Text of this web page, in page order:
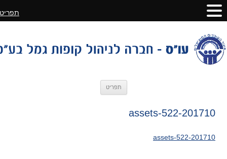
תפריט
201710-assets-522
201710-assets-522
תפריט